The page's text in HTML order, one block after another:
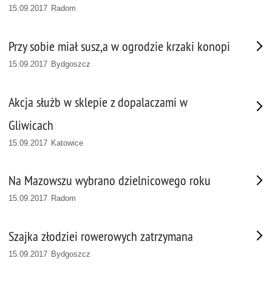
15.09.2017 Radom
Przy sobie miał susz,a w ogrodzie krzaki konopi
15.09.2017 Bydgoszcz
Akcja służb w sklepie z dopalaczami w
Gliwicach
15.09.2017 Katowice
Na Mazowszu wybrano dzielnicowego roku
15.09.2017 Radom
Szajka złodziei rowerowych zatrzymana
15.09.2017 Bydgoszcz